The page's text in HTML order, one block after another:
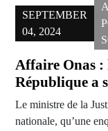
SEPTEMBER
04, 2024
Affaire Onas :
République a
Le ministre de la
nationale, qu’une